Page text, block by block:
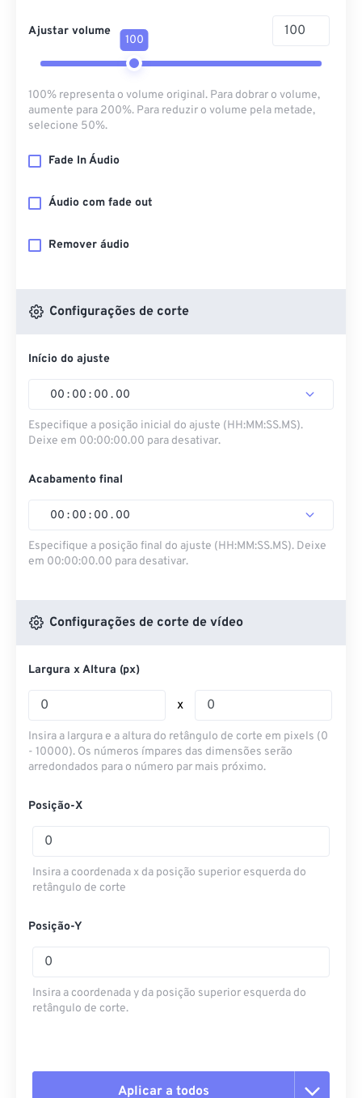
Ajustar volume
100
100% representa o volume original. Para dobrar o volume,
aumente para 200%. Para reduzir o volume pela metade,
selecione 50%.
Fade In Áudio
Áudio com fade out
Remover áudio
Configurações de corte
Início do ajuste
00 : 00 : 00 . 00
Especifique a posição inicial do ajuste (HH:MM:SS.MS).
Deixe em 00:00:00.00 para desativar.
Acabamento final
00 : 00 : 00 . 00
Especifique a posição final do ajuste (HH:MM:SS.MS). Deixe
em 00:00:00.00 para desativar.
Configurações de corte de vídeo
Largura x Altura (px)
x
Insira a largura e a altura do retângulo de corte em pixels (0
- 10000). Os números ímpares das dimensões serão
arredondados para o número par mais próximo.
Posição-X
Insira a coordenada x da posição superior esquerda do
retângulo de corte
Posição-Y
Insira a coordenada y da posição superior esquerda do
retângulo de corte.
Aplicar a todos